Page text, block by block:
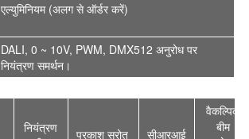
एल्युमिनियम (अलग से ऑर्डर करें)
DALI, 0 ~ 10V, PWM, DMX512 अनुरोध पर
नियंत्रण समर्थन।
नियंत्रण प्रकाश स्रोत सीआरआई
वैकल्पिक
बीम